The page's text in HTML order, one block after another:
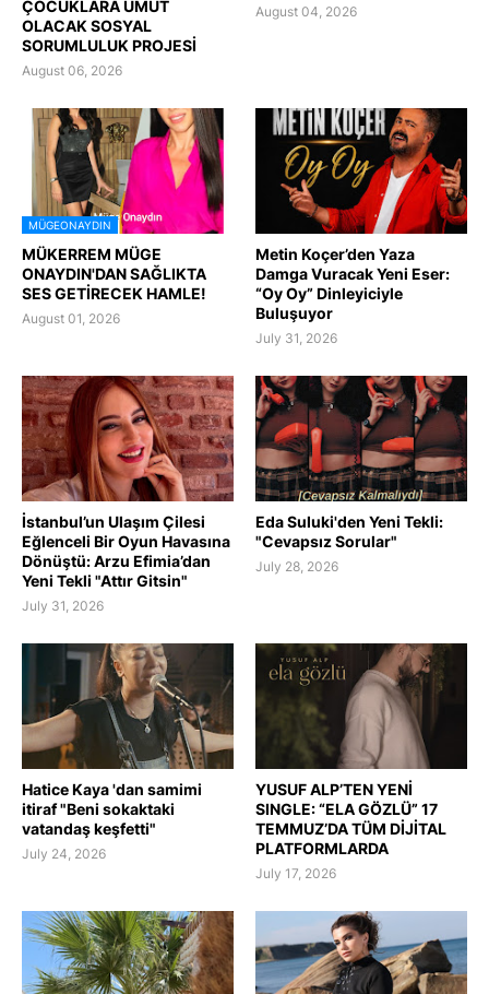
ÇOCUKLARA UMUT
OLACAK SOSYAL
SORUMLULUK PROJESİ
August 06, 2026
August 04, 2026
MÜGEONAYDIN
MÜKERREM MÜGE
ONAYDIN'DAN SAĞLIKTA
SES GETİRECEK HAMLE!
August 01, 2026
Metin Koçer’den Yaza
Damga Vuracak Yeni Eser:
“Oy Oy” Dinleyiciyle
Buluşuyor
July 31, 2026
İstanbul’un Ulaşım Çilesi
Eğlenceli Bir Oyun Havasına
Dönüştü: Arzu Efimia’dan
Yeni Tekli "Attır Gitsin"
July 31, 2026
Eda Suluki'den Yeni Tekli:
"Cevapsız Sorular"
July 28, 2026
Hatice Kaya 'dan samimi
itiraf "Beni sokaktaki
vatandaş keşfetti"
July 24, 2026
YUSUF ALP’TEN YENİ
SINGLE: “ELA GÖZLÜ” 17
TEMMUZ’DA TÜM DİJİTAL
PLATFORMLARDA
July 17, 2026